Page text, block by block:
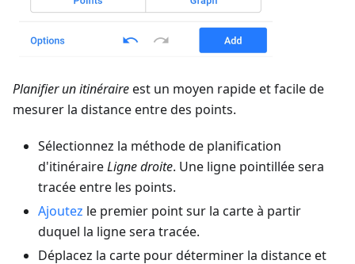
Planifier un itinéraireest un moyen rapide et facile de
mesurer la distance entre des points.
Sélectionnez la méthode de planification
d'itinéraireLigne droite. Une ligne pointillée sera
tracée entre les points.
Ajoutez le premier point sur la carte à partir
duquel la ligne sera tracée.
Déplacez la carte pour déterminer la distance et